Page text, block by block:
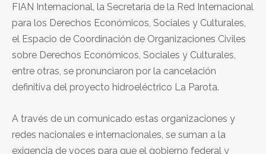
FIAN Internacional, la Secretaría de la Red Internacional
para los Derechos Económicos, Sociales y Culturales,
el Espacio de Coordinación de Organizaciones Civiles
sobre Derechos Económicos, Sociales y Culturales,
entre otras, se pronunciaron por la cancelación
definitiva del proyecto hidroeléctrico La Parota.
A través de un comunicado estas organizaciones y
redes nacionales e internacionales, se suman a la
exigencia de voces para que el gobierno federal y